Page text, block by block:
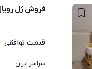
فروش ژل رویال
قیمت توافقی
سراسر ایران